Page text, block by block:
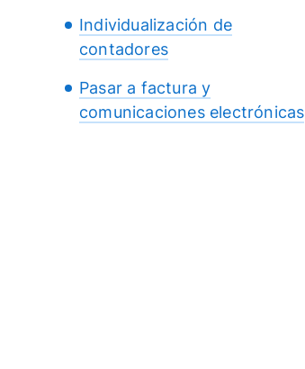
Individualización de
contadores
Pasar a factura y
comunicaciones electrónicas